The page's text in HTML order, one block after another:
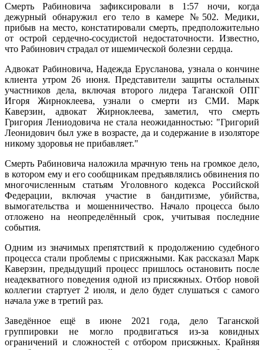
Смерть Рабиновича зафиксировали в 1:57 ночи, когда
дежурный обнаружил его тело в камере №502. Медики,
прибыв на место, констатировали смерть, предположительно
от острой сердечно-сосудистой недостаточности. Известно,
что Рабинович страдал от ишемической болезни сердца.
Адвокат Рабиновича, Надежда Ерусланова, узнала о кончине
клиента утром 26 июня. Представители защиты остальных
участников дела, включая второго лидера Таганской ОПГ
Игоря Жирноклеева, узнали о смерти из СМИ. Марк
Каверзин, адвокат Жирноклеева, заметил, что смерть
Григория Лениодовича не стала неожиданностью: "Григорий
Леонидович был уже в возрасте, да и содержание в изоляторе
никому здоровья не прибавляет."
Смерть Рабиновича наложила мрачную тень на громкое дело,
в котором ему и его сообщникам предъявлялись обвинения по
многочисленным статьям Уголовного кодекса Российской
Федерации, включая участие в бандитизме, убийства,
вымогательства и мошенничество. Начало процесса было
отложено на неопределённый срок, учитывая последние
события.
Одним из значимых препятствий к продолжению судебного
процесса стали проблемы с присяжными. Как рассказал Марк
Каверзин, предыдущий процесс пришлось остановить после
неадекватного поведения одной из присяжных. Отбор новой
коллегии стартует 2 июля, и дело будет слушаться с самого
начала уже в третий раз.
Заведённое ещё в июне 2021 года, дело Таганской
группировки не могло продвигаться из-за ковидных
ограничений и сложностей с отбором присяжных. Крайняя